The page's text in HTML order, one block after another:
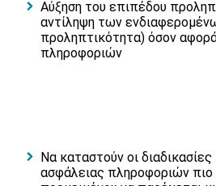
Αύξηση του επιπέδου
αντίληψη των
προληπτικότητα) όσον
πληροφοριών
Να καταστούν οι διαδικασίες
ασφάλειας πληροφοριών πιο